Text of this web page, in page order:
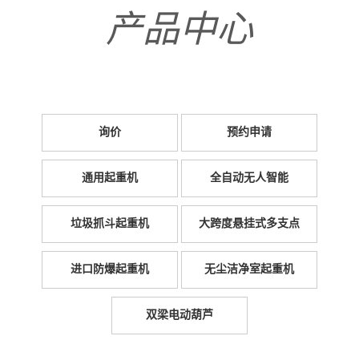
产品中心
询价 预约申请
通用起重机 全自动无人智能
垃圾抓斗起重机 大跨度悬挂式多支点
进口防爆起重机 无尘洁净室起重机
双梁电动葫芦